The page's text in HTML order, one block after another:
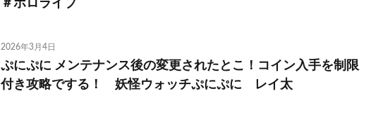
＃ホロライブ
2026年3月4日
ぷにぷに メンテナンス後の変更されたとこ！コイン入手を制限
付き攻略でする！ 妖怪ウォッチぷにぷに レイ太